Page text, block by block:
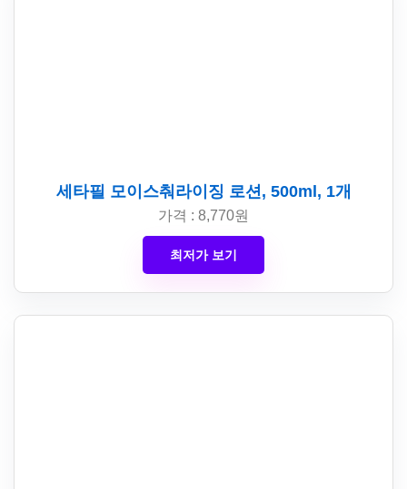
세타필 모이스춰라이징 로션, 500ml, 1개
가격 : 8,770원
최저가 보기